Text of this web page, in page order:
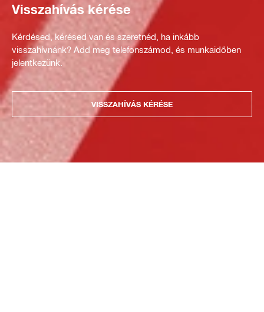
Visszahívás kérése
Kérdésed, kérésed van és szeretnéd, ha inkább
visszahívnánk? Add meg telefonszámod, és munkaidőben
jelentkezünk.
VISSZAHÍVÁS KÉRÉSE